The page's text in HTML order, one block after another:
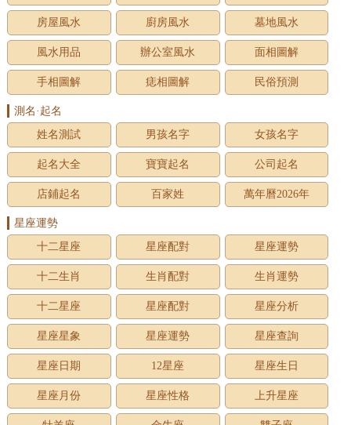
房屋風水 廚房風水 墓地風水
風水用品 辦公室風水 面相圖解
手相圖解 痣相圖解 民俗預測
測名·起名
姓名測試
男孩名字 女孩名字
起名大全 寶寶起名 公司起名
店鋪起名 百家姓 萬年曆2026年
星座運勢
十二星座
星座配對 星座運勢
十二生肖 生肖配對 生肖運勢
十二星座 星座配對 星座分析
星座星象 星座運勢 星座查詢
星座日期 12星座 星座生日
星座月份 星座性格 上升星座